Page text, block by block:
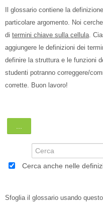
Italiano ‎(it)‎
Il glossario contiene la
particolare argomento. Noi
di termini chiave sulla cellula.
aggiungere le definizioni dei
definire la struttura e le funzioni
studenti potranno correggere/
corrette. Buon lavoro!
Esporta voci
Cerca
Cerca anche nelle
Sfoglia il glossario usando